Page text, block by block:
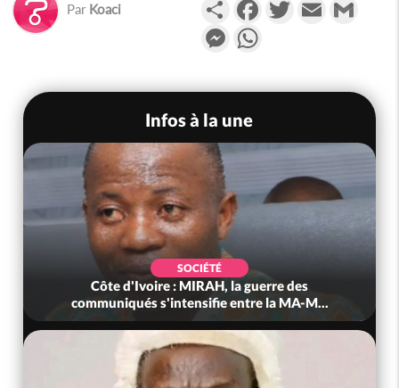
Par Koaci
Messenger
Infos à la une
SOCIÉTÉ
Côte d'Ivoire : MIRAH, la guerre des
communiqués s'intensifie entre la MA-M...